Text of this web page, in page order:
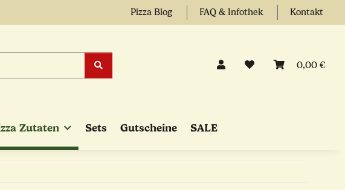
Pizza Blog FAQ & Infothek Kontakt
0,00 €
Zutaten Sets Gutscheine SALE